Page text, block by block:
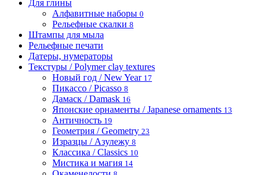
Для глины
Алфавитные наборы 0
Рельефные скалки 8
Штампы для мыла
Рельефные печати
Датеры, нумераторы
Текстуры / Polymer clay textures
Новый год / New Year 17
Пикассо / Picasso 8
Дамаск / Damask 16
Японские орнаменты / Japanese ornaments 13
Античность 19
Геометрия / Geometry 23
Изразцы / Азулежу 8
Классика / Classics 10
Мистика и магия 14